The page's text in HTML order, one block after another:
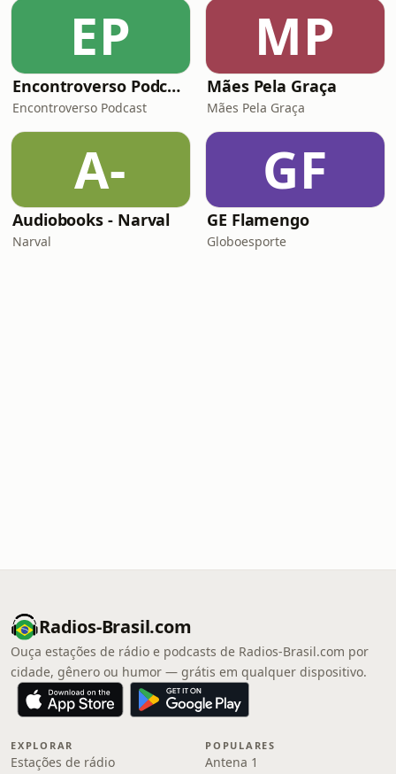
EP
Encontroverso Podcast
Encontroverso Podcast
MP
Mães Pela Graça
Mães Pela Graça
A-
Audiobooks - Narval
Narval
GF
GE Flamengo
Globoesporte
Radios-Brasil.com
Ouça estações de rádio e podcasts de Radios-Brasil.com por
cidade, gênero ou humor — grátis em qualquer dispositivo.
EXPLORAR
Estações de rádio
POPULARES
Antena 1